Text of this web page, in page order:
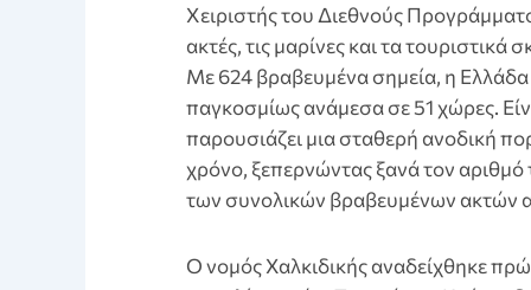
Χειριστής του Διεθνούς
ακτές, τις μαρίνες και τα
Με 624 βραβευμένα σημεία, η
παγκοσμίως ανάμεσα σε 51 χώρες.
παρουσιάζει μια σταθερή ανοδική
χρόνο, ξεπερνώντας ξανά τον
των συνολικών βραβευμένων ακτών
Ο νομός Χαλκιδικής αναδείχθηκε